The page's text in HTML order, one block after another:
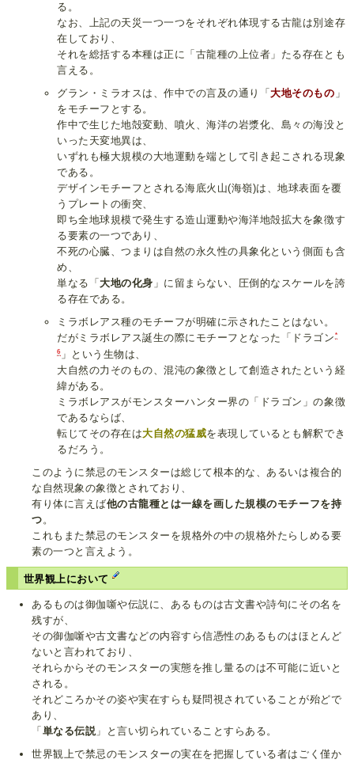
る。
なお、上記の天災一つ一つをそれぞれ体現する古龍は別途存
在しており、
それを総括する本種は正に「古龍種の上位者」たる存在とも
言える。
グラン・ミラオスは、作中での言及の通り「大地そのもの 」
をモチーフとする。
作中で生じた地殻変動、噴火、海洋の岩漿化、島々の海没と
いった天変地異は、
いずれも極大規模の大地運動を端として引き起こされる現象
である。
デザインモチーフとされる海底火山(海嶺)は、地球表面を覆
うプレートの衝突、
即ち全地球規模で発生する造山運動や海洋地殻拡大を象徴す
る要素の一つであり、
不死の心臓、つまりは自然の永久性の具象化という側面も含
め、
単なる「大地の化身 」に留まらない、圧倒的なスケールを誇
る存在である。
ミラボレアス種のモチーフが明確に示されたことはない。
だがミラボレアス誕生の際にモチーフとなった「ドラゴン*
6」という生物は、
大自然の力そのもの、混沌の象徴として創造されたという経
緯がある。
ミラボレアスがモンスターハンター界の「ドラゴン」の象徴
であるならば、
転じてその存在は大自然の猛威を表現しているとも解釈でき
るだろう。
このように禁忌のモンスターは総じて根本的な、あるいは複合的
な自然現象の象徴とされており、
有り体に言えば他の古龍種とは一線を画した規模のモチーフを持
つ 。
これもまた禁忌のモンスターを規格外の中の規格外たらしめる要
素の一つと言えよう。
世界観上において
あるものは御伽噺や伝説に、あるものは古文書や詩句にその名を
残すが、
その御伽噺や古文書などの内容すら信憑性のあるものはほとんど
ないと言われており、
それらからそのモンスターの実態を推し量るのは不可能に近いと
される。
それどころかその姿や実在すらも疑問視されていることが殆どで
あり、
「 単なる伝説」と言い切られていることすらある。
世界観上で禁忌のモンスターの実在を把握している者はごく僅か